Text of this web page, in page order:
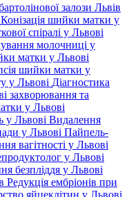
залози Львів
Конізація шийки матки у
спіралі у Львові
молочниці у
матки у Львові
шийки матки у
у Львові Діагностика
захворювання та
у Львові
у Львові Видалення
у Львові Пайпель-
вагітності у Львові
у Львові
безпліддя у Львові
Редукція ембріонів при
яйцеклітин у Львові